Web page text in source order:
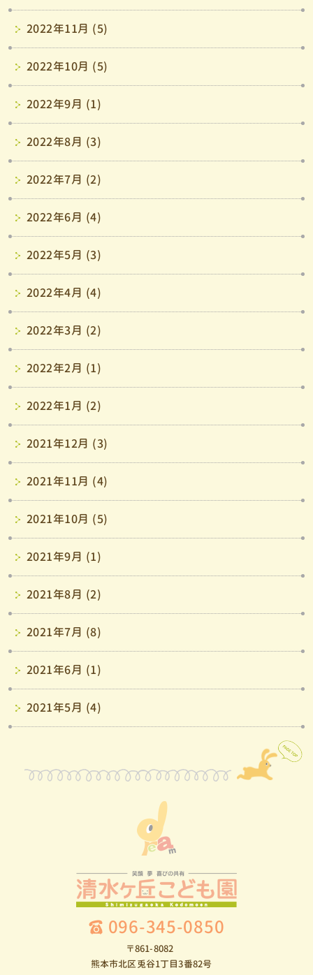
2022年11月 (5)
2022年10月 (5)
2022年9月 (1)
2022年8月 (3)
2022年7月 (2)
2022年6月 (4)
2022年5月 (3)
2022年4月 (4)
2022年3月 (2)
2022年2月 (1)
2022年1月 (2)
2021年12月 (3)
2021年11月 (4)
2021年10月 (5)
2021年9月 (1)
2021年8月 (2)
2021年7月 (8)
2021年6月 (1)
2021年5月 (4)
096-345-0850
〒861-8082
熊本市北区兎谷1丁目3番82号